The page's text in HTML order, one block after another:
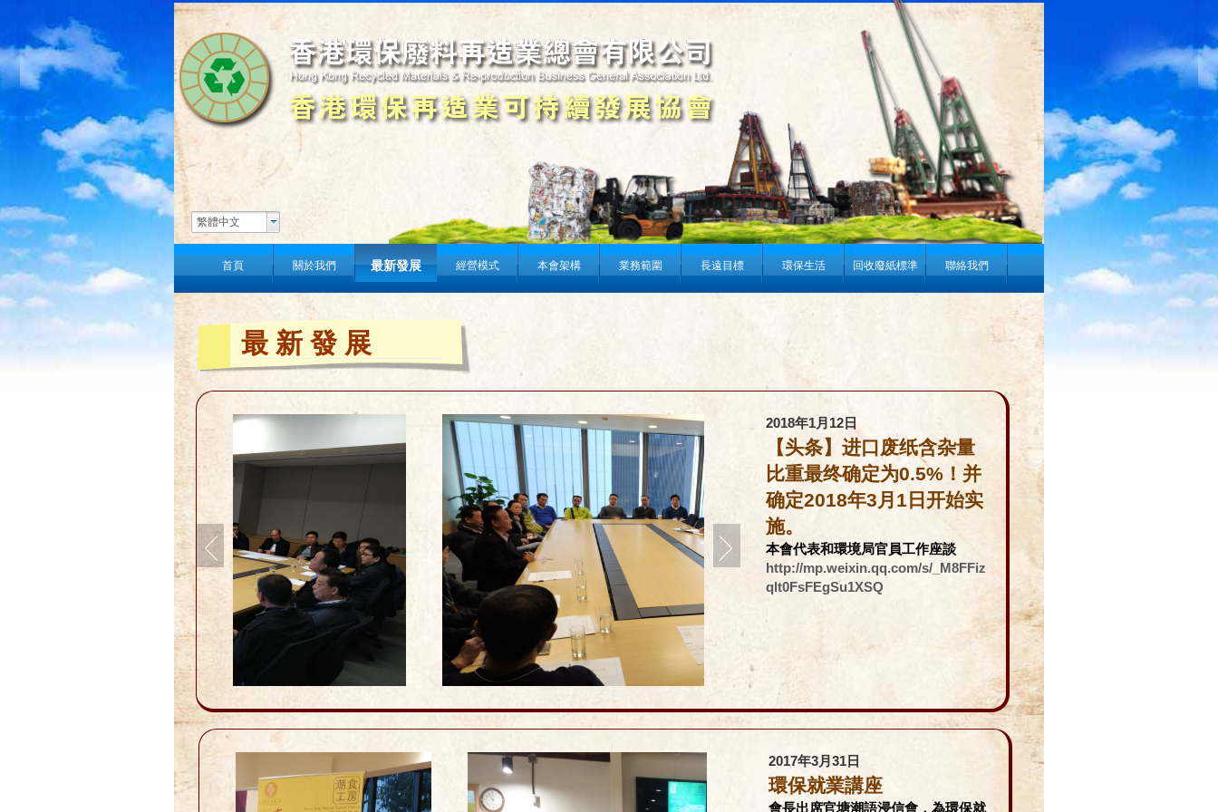
2018年1月12日
【头条】进口废纸含杂量
比重最终确定为0.5%！并
确定2018年3月1日开始实
施。
本會代表和環境局官員工作座談
http://mp.weixin.qq.com/s/_M8FFiz
qlt0FsFEgSu1XSQ
最新發展
2017年3月31日
環保就業講座
會長出席官塘潮語浸信會，為環保就
首頁 關於我們 最新發展 經營模式 本會架構 業務範圍 長遠目標 環保生活 回收廢紙標準 聯絡我們
繁體中文